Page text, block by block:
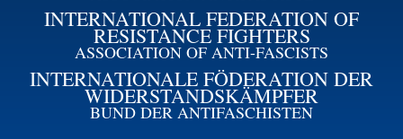
INTERNATIONAL FEDERATION OF
RESISTANCE FIGHTERS
ASSOCIATION OF ANTI-FASCISTS
INTERNATIONALE FÖDERATION DER
WIDERSTANDSKÄMPFER
BUND DER ANTIFASCHISTEN